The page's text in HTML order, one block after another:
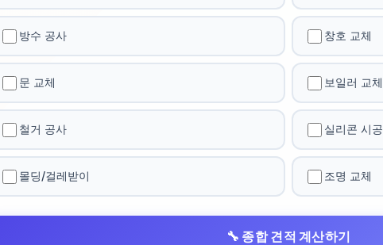
방수 공사 창호 교체
문 교체 보일러 교체
철거 공사 실리콘 시공
몰딩/걸레받이 조명 교체
🔧 종합 견적 계산하기